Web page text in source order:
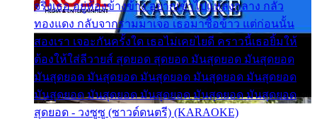
จริงเธอ อยู่ห้องข้างข้าง อยากเข้าไปแหลงกลาง กลัว
ทองแดง กลับจากรามมาเจอ เธอมาซื้อข้าว แต่ก่อนนั้น
สองเรา เจอะกันครั้งใด เธอไม่เคยไยดี คราวนี้เธอยิ้มให้
ต้องให้ใส่ลีวายส์ สุดยอด สุดยอด มันสุดยอด มันสุดยอด
มันสุดยอด มันสุดยอด มันสุดยอด มันสุดยอด มันสุดยอด
มันสุดยอด มันสุดยอด มันสุดยอด มันสุดยอด มันสุดยอด
สุดยอด - วงซูซู (ซาวด์ดนตรี) (KARAOKE)